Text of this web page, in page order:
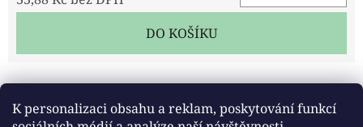
K personalizaci obsahu a reklam, poskytování funkcí
DO KOŠÍKU